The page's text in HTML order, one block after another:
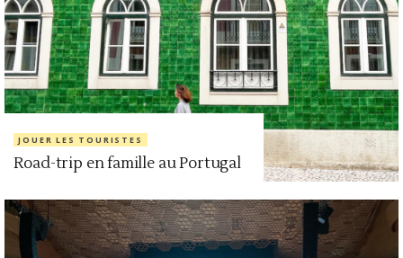
JOUER LES TOURISTES
Road-trip en famille au Portugal